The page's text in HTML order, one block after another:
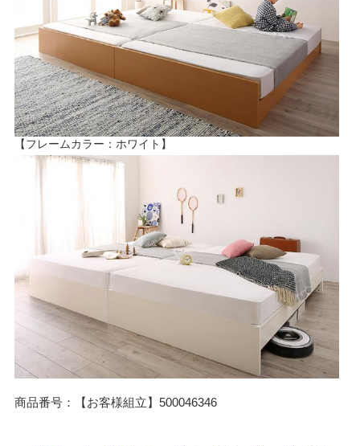
【フレームカラー：ホワイト】
商品番号：【お客様組立】500046346